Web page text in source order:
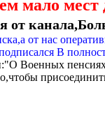
мало
от
от нас
В
Военных